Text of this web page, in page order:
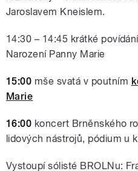
Jaroslavem Kneislem.
14:30 – 14:45 krátké
Narození Panny Marie
15:00 mše svatá v poutním
Marie
16:00 koncert Brněnského
lidových nástrojů, pódium u
Vystoupí sólisté BROLNu: